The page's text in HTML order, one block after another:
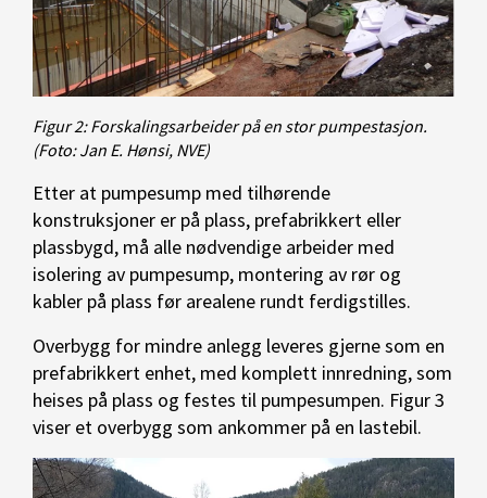
Figur 2: Forskalingsarbeider på en stor pumpestasjon.
(Foto: Jan E. Hønsi, NVE)
Etter at pumpesump med tilhørende
konstruksjoner er på plass, prefabrikkert eller
plassbygd, må alle nødvendige arbeider med
isolering av pumpesump, montering av rør og
kabler på plass før arealene rundt ferdigstilles.
Overbygg for mindre anlegg leveres gjerne som en
prefabrikkert enhet, med komplett innredning, som
heises på plass og festes til pumpesumpen. Figur 3
viser et overbygg som ankommer på en lastebil.